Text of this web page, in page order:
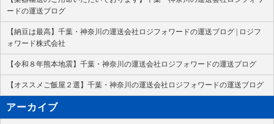
ードの運送ブログ
【納豆は最高】千葉・神奈川の運送会社ロジフォワードの運送ブログ | ロジフ
ォワード株式会社
【令和８年熊本地震】千葉・神奈川の運送会社ロジフォワードの運送ブログ
【オススメご飯屋２選】千葉・神奈川の運送会社ロジフォワードの運送ブログ
アーカイブ